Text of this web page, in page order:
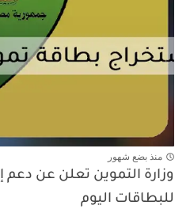
منذ بضع شهور
للبطاقات اليوم